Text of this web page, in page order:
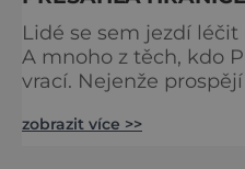
Lidé se sem jezdí
A mnoho z těch, kdo
vrací. Nejenže
řekne slovenské
zobrazit více >>